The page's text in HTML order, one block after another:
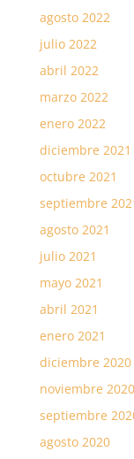
agosto 2022
julio 2022
abril 2022
marzo 2022
enero 2022
diciembre 2021
octubre 2021
septiembre
agosto 2021
julio 2021
mayo 2021
abril 2021
enero 2021
diciembre 2020
noviembre 2020
septiembre
agosto 2020